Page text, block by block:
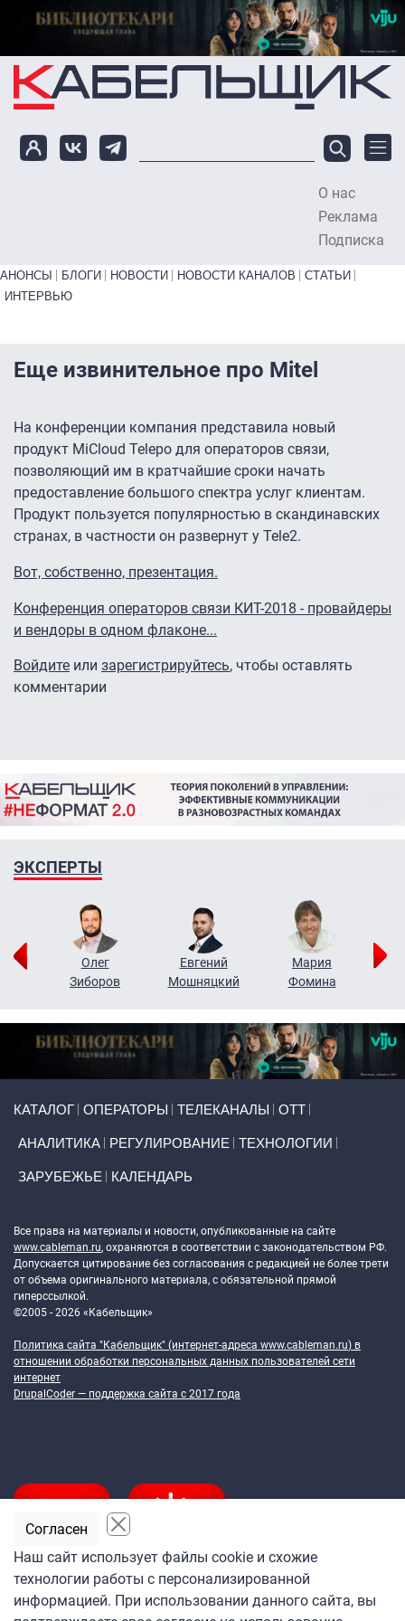
Перейти к основному содержанию
О нас
Реклама
Подписка
Primary links bottom
АНОНСЫ БЛОГИ НОВОСТИ НОВОСТИ КАНАЛОВ
СТАТЬИ
ИНТЕРВЬЮ
Еще извинительное про Mitel
На конференции компания представила новый
продукт MiCloud Telepo для операторов связи,
позволяющий им в кратчайшие сроки начать
предоставление большого спектра услуг клиентам.
Продукт пользуется популярностью в скандинавских
странах, в частности он развернут у Tele2.
Вот, собственно, презентация.
Конференция операторов связи КИТ-2018 - провайдеры
и вендоры в одном флаконе...
Войдите или зарегистрируйтесь, чтобы оставлять
комментарии
ЭКСПЕРТЫ
Олег
Зиборов
Евгений
Мошняцкий
Мария
Фомина
КАТАЛОГ ОПЕРАТОРЫ ТЕЛЕКАНАЛЫ ОТТ
АНАЛИТИКА РЕГУЛИРОВАНИЕ ТЕХНОЛОГИИ
ЗАРУБЕЖЬЕ КАЛЕНДАРЬ
Все права на материалы и новости, опубликованные на сайте
www.cableman.ru, охраняются в соответствии с законодательством РФ.
Допускается цитирование без согласования с редакцией не более трети
от объема оригинального материала, с обязательной прямой
гиперссылкой.
©2005 - 2026 «Кабельщик»
Политика сайта "Кабельщик" (интернет-адреса www.cableman.ru) в
отношении обработки персональных данных пользователей сети
интернет
DrupalCoder — поддержка сайта c 2017 года
Подпишитесь
на ежедневную рассылку
Наш сайт использует файлы cookie и схожие
технологии работы с персонализированной
информацией. При использовании данного сайта, вы
Согласен